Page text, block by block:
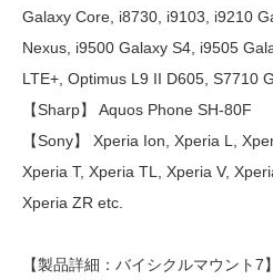
Galaxy Core, i8730, i9103, i9210
Nexus, i9500 Galaxy S4, i9505
LTE+, Optimus L9 II D605, S7710
【Sharp】 Aquos Phone SH-80F
【Sony】 Xperia Ion, Xperia L,
Xperia T, Xperia TL, Xperia V,
Xperia ZR etc.
【製品詳細：バイシクルマウント7】